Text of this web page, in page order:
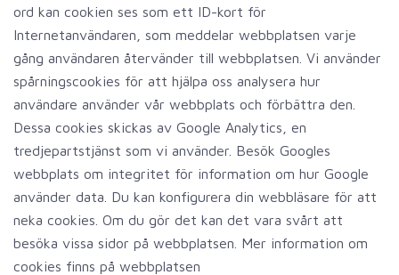
ord kan cookien ses som ett ID-kort för
Internetanvändaren, som meddelar webbplatsen varje
gång användaren återvänder till webbplatsen. Vi använder
spårningscookies för att hjälpa oss analysera hur
användare använder vår webbplats och förbättra den.
Dessa cookies skickas av Google Analytics, en
tredjepartstjänst som vi använder. Besök Googles
webbplats om integritet för information om hur Google
använder data. Du kan konfigurera din webbläsare för att
neka cookies. Om du gör det kan det vara svårt att
besöka vissa sidor på webbplatsen. Mer information om
cookies finns på webbplatsen